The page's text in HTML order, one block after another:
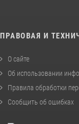
ПРАВОВАЯ И
О сайте
Об использовании
Правила обработки
Сообщить об ошибках